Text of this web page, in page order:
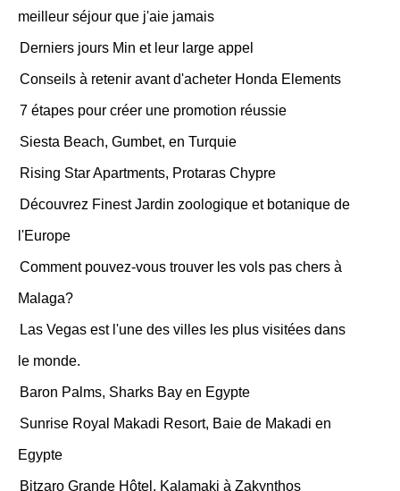
meilleur séjour que j'aie jamais
Derniers jours Min et leur large appel
Conseils à retenir avant d'acheter Honda Elements
7 étapes pour créer une promotion réussie
Siesta Beach, Gumbet, en Turquie
Rising Star Apartments, Protaras Chypre
Découvrez Finest Jardin zoologique et botanique de
l'Europe
Comment pouvez-vous trouver les vols pas chers à
Malaga?
Las Vegas est l'une des villes les plus visitées dans
le monde.
Baron Palms, Sharks Bay en Egypte
Sunrise Royal Makadi Resort, Baie de Makadi en
Egypte
Bitzaro Grande Hôtel, Kalamaki à Zakynthos